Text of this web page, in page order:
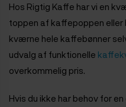
Hos Rigtig Kaffe har vi en
toppen af kaffepoppen
kværne hele kaffebønner
udvalg af funktionelle
overkommelig pris.
Hvis du ikke har behov for